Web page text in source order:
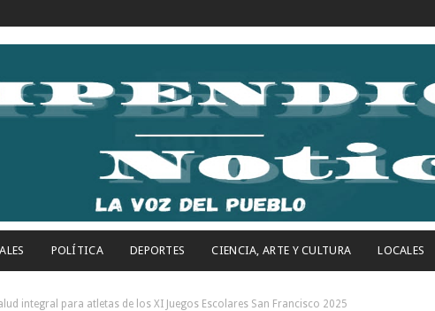
POLÍTICA DEPORTES CIENCIA, ARTE Y CULTURA LOCALES
integral para atletas de los XI Juegos Escolares San Francisco 2025